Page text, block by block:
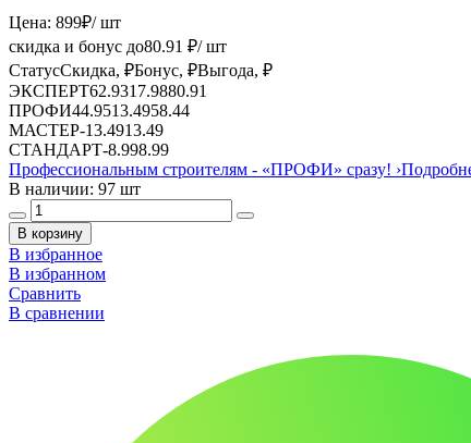
Цена: 899₽/ шт
скидка и бонус до80.91 ₽/ шт
СтатусСкидка, ₽Бонус, ₽Выгода, ₽
ЭКСПЕРТ62.9317.9880.91
ПРОФИ44.9513.4958.44
МАСТЕР-13.4913.49
СТАНДАРТ-8.998.99
Профессиональным строителям - «ПРОФИ» сразу! ›
В наличии: 97 шт
В корзину
В избранное
В избранном
Сравнить
В сравнении